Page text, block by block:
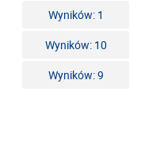
Wyników: 1
Wyników: 10
Wyników: 9